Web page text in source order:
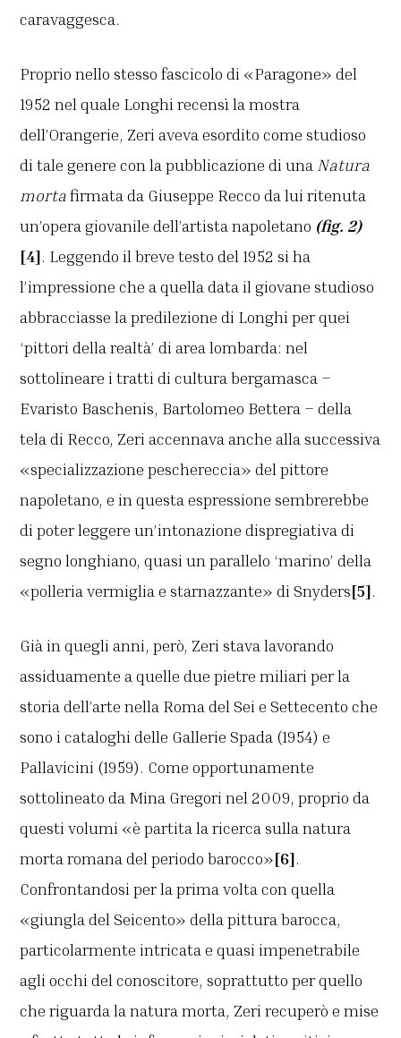
caravaggesca.
Proprio nello stesso fascicolo di «Paragone» del
1952 nel quale Longhi recensì la mostra
dell’Orangerie, Zeri aveva esordito come studioso
di tale genere con la pubblicazione di una Natura
mortafirmata da Giuseppe Recco da lui ritenuta
un’opera giovanile dell’artista napoletano (fig. 2)
[4]. Leggendo il breve testo del 1952 si ha
l’impressione che a quella data il giovane studioso
abbracciasse la predilezione di Longhi per quei
‘pittori della realtà’ di area lombarda: nel
sottolineare i tratti di cultura bergamasca –
Evaristo Baschenis, Bartolomeo Bettera – della
tela di Recco, Zeri accennava anche alla successiva
«specializzazione peschereccia» del pittore
napoletano, e in questa espressione sembrerebbe
di poter leggere un’intonazione dispregiativa di
segno longhiano, quasi un parallelo ‘marino’ della
«polleria vermiglia e starnazzante» di Snyders[5].
Già in quegli anni, però, Zeri stava lavorando
assiduamente a quelle due pietre miliari per la
storia dell’arte nella Roma del Sei e Settecento che
sono i cataloghi delle Gallerie Spada (1954) e
Pallavicini (1959). Come opportunamente
sottolineato da Mina Gregori nel 2009, proprio da
questi volumi «è partita la ricerca sulla natura
morta romana del periodo barocco»[6].
Confrontandosi per la prima volta con quella
«giungla del Seicento» della pittura barocca,
particolarmente intricata e quasi impenetrabile
agli occhi del conoscitore, soprattutto per quello
che riguarda la natura morta, Zeri recuperò e mise